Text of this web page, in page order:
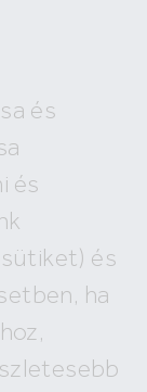
és
és
és
ha
nem